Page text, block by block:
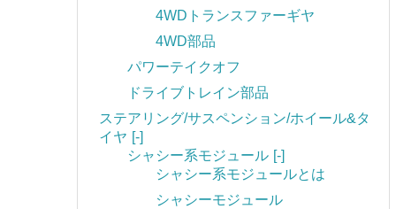
4WDトランスファーギヤ
4WD部品
パワーテイクオフ
ドライブトレイン部品
ステアリング/サスペンション/ホイール&タ
イヤ [-]
シャシー系モジュール [-]
シャシー系モジュールとは
シャシーモジュール